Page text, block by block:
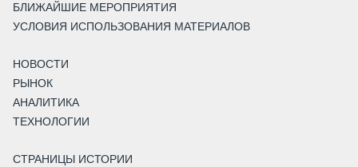
БЛИЖАЙШИЕ МЕРОПРИЯТИЯ
УСЛОВИЯ ИСПОЛЬЗОВАНИЯ МАТЕРИАЛОВ
НОВОСТИ
РЫНОК
АНАЛИТИКА
ТЕХНОЛОГИИ
СТРАНИЦЫ ИСТОРИИ